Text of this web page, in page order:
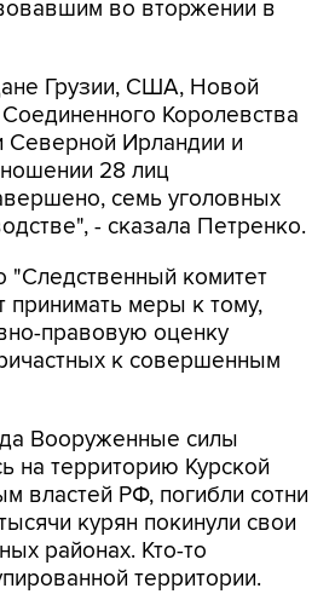
во вторжении в
Грузии, США, Новой
Королевства
Северной Ирландии и
28 лиц
семь уголовных
- сказала Петренко.
"Cледственный комитет
принимать меры к тому,
правовую оценку
к совершенным
Вооруженные силы
на территорию Курской
властей РФ, погибли сотни
курян покинули свои
районах. Кто-то
территории.